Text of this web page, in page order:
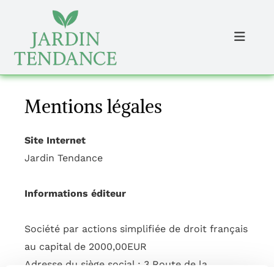
Mentions légales
Site Internet
Jardin Tendance
Informations éditeur
Société par actions simplifiée de droit français
au capital de 2000,00EUR
Adresse du siège social : 3 Route de la